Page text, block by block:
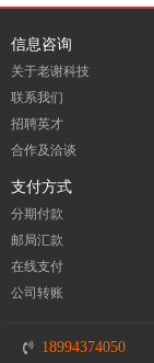
信息咨询
关于老谢科技
联系我们
招聘英才
合作及洽谈
支付方式
分期付款
邮局汇款
在线支付
公司转账
18994374050